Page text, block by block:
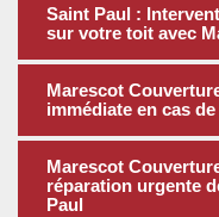
Saint Paul :
sur votre toit avec
Marescot
immédiate en cas
Marescot
réparation urgente
Paul